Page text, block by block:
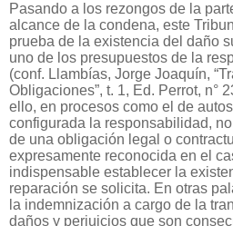
Pasando a los rezongos de la
alcance de la condena, este
prueba de la existencia del daño
uno de los presupuestos de la
(conf. Llambías, Jorge Joaquín,
Obligaciones”, t. 1, Ed. Perrot, n°
ello, en procesos como el de
configurada la responsabilidad,
de una obligación legal o
expresamente reconocida en el
indispensable establecer la
reparación se solicita. En otras
la indemnización a cargo de la
daños y perjuicios que son